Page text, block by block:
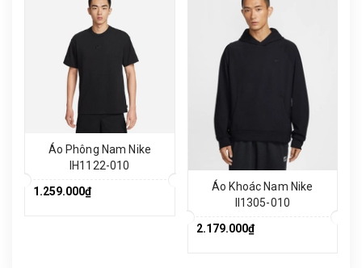
Áo Phông Nam Nike
IH1122-010
1.259.000₫
Áo Khoác Nam Nike
II1305-010
2.179.000₫